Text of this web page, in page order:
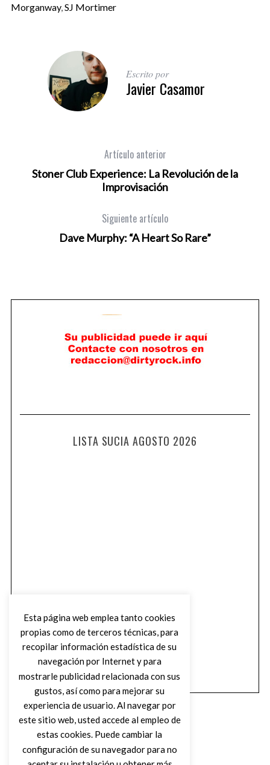
Morganway,SJ Mortimer
Escrito por
Javier Casamor
Artículo anterior
Stoner Club Experience: La Revolución de la
Improvisación
Siguiente artículo
Dave Murphy: “A Heart So Rare”
LISTA SUCIA AGOSTO 2026
Esta página web emplea tanto cookies
propias como de terceros técnicas, para
recopilar información estadística de su
navegación por Internet y para
mostrarle publicidad relacionada con sus
gustos, así como para mejorar su
experiencia de usuario. Al navegar por
este sitio web, usted accede al empleo de
estas cookies. Puede cambiar la
configuración de su navegador para no